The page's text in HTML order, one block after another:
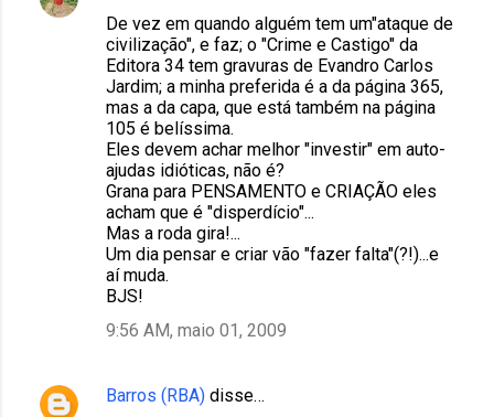
De vez em quando alguém tem um"ataque de
civilização", e faz; o "Crime e Castigo" da
Editora 34 tem gravuras de Evandro Carlos
Jardim; a minha preferida é a da página 365,
mas a da capa, que está também na página
105 é belíssima.
Eles devem achar melhor "investir" em auto-
ajudas idióticas, não é?
Grana para PENSAMENTO e CRIAÇÃO eles
acham que é "disperdício"...
Mas a roda gira!...
Um dia pensar e criar vão "fazer falta"(?!)...e
aí muda.
BJS!
9:56 AM, maio 01, 2009
Barros (RBA) disse…